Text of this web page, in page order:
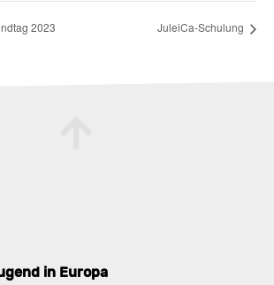
2023 JuleiCa-Schulung
in Europa